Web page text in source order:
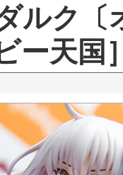
ルク〔
ー天国